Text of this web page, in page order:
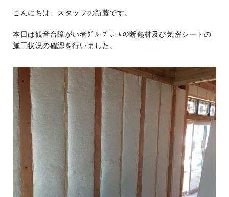
こんにちは、スタッフの新藤です。
本日は観音台障がい者ｸﾞﾙｰﾌﾟﾎｰﾑの断熱材及び気密シートの
施工状況の確認を行いました。